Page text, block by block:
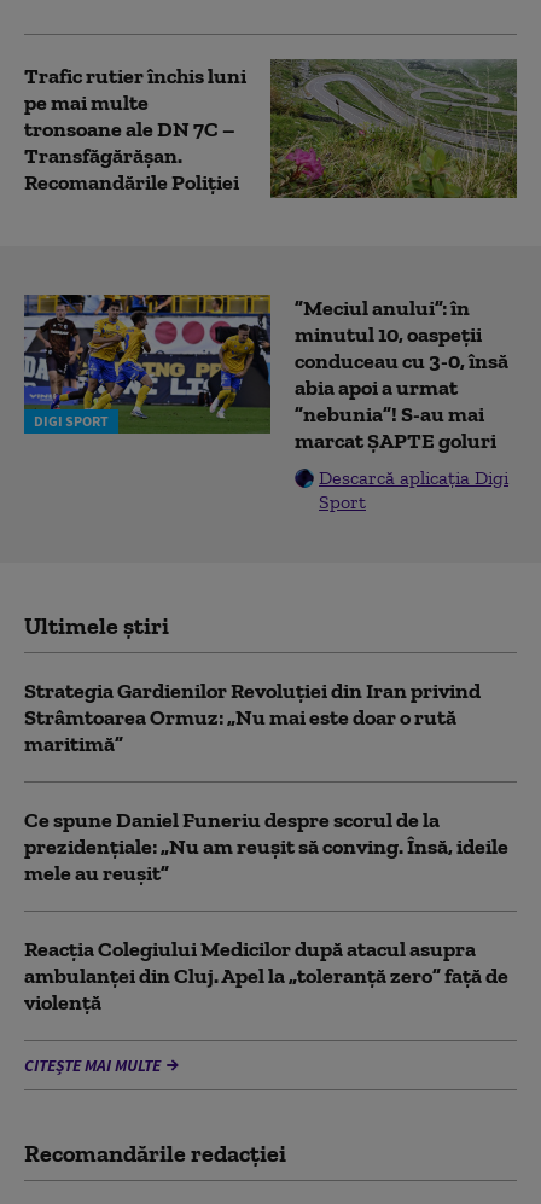
Trafic rutier închis luni
pe mai multe
tronsoane ale DN 7C –
Transfăgărăşan.
Recomandările Poliției
DIGI SPORT
”Meciul anului”: în
minutul 10, oaspeții
conduceau cu 3-0, însă
abia apoi a urmat
”nebunia”! S-au mai
marcat ȘAPTE goluri
Descarcă aplicația Digi
Sport
Ultimele știri
Strategia Gardienilor Revoluției din Iran privind
Strâmtoarea Ormuz: „Nu mai este doar o rută
maritimă”
Ce spune Daniel Funeriu despre scorul de la
prezidențiale: „Nu am reușit să conving. Însă, ideile
mele au reușit”
Reacția Colegiului Medicilor după atacul asupra
ambulanței din Cluj. Apel la „toleranță zero” față de
violență
CITEȘTE MAI MULTE
Recomandările redacţiei